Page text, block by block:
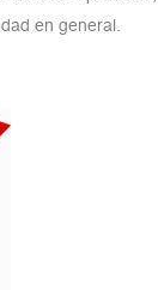
en general.